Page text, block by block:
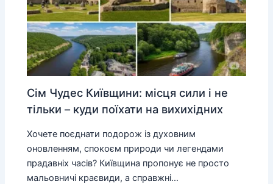
Сім Чудес Київщини: місця сили і не
тільки – куди поїхати на вихихідних
Хочете поєднати подорож із духовним
оновленням, спокоєм природи чи легендами
прадавніх часів? Київщина пропонує не просто
мальовничі краєвиди, а справжні…